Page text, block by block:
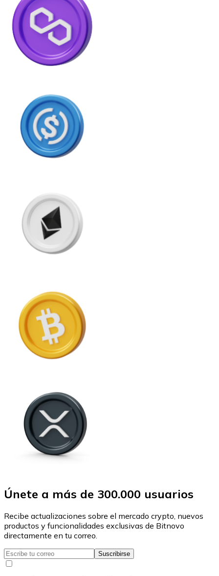
Únete a más de 300.000 usuarios
Recibe actualizaciones sobre el mercado crypto, nuevos
productos y funcionalidades exclusivas de Bitnovo
directamente en tu correo.
Suscribirse